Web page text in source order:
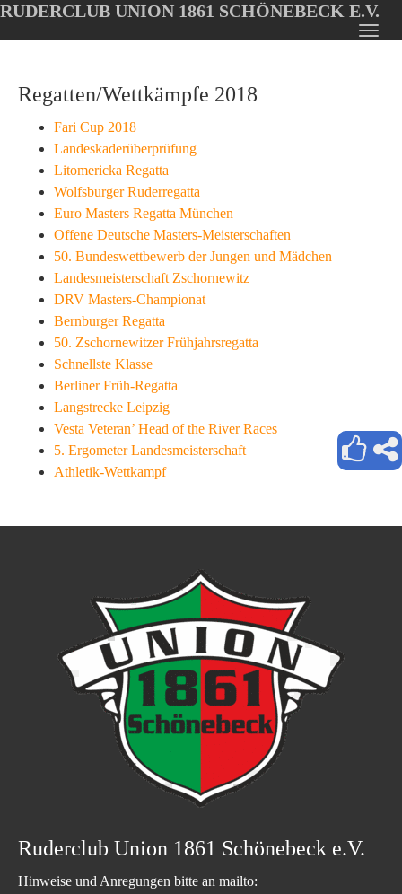
Oops, an error occurred! Code: 2026080713345306257fb3
main
RUDERCLUB UNION 1861 SCHÖNEBECK E.V.
Regatten/Wettkämpfe 2018
Fari Cup 2018
Landeskaderüberprüfung
Litomericka Regatta
Wolfsburger Ruderregatta
Euro Masters Regatta München
Offene Deutsche Masters-Meisterschaften
50. Bundeswettbewerb der Jungen und Mädchen
Landesmeisterschaft Zschornewitz
DRV Masters-Championat
Bernburger Regatta
50. Zschornewitzer Frühjahrsregatta
Schnellste Klasse
Berliner Früh-Regatta
Langstrecke Leipzig
Vesta Veteran’ Head of the River Races
5. Ergometer Landesmeisterschaft
Athletik-Wettkampf
Ruderclub Union 1861 Schönebeck e.V.
Hinweise und Anregungen bitte an mailto: